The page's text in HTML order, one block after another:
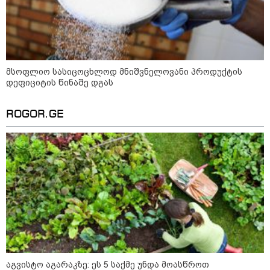
19:52 / 08-08-2026
"სანაპირო რაიონებში
მოსალოდნელია წვიმა" -
გარემოს ეროვნული სააგენტოს
გაფრთხილება: რომელ
რეგიონებში უნდა ველოდოთ
ელჭექს, სეტყვასა და ქარის
გაძლიერებას?
მკითხველის რჩევით
მსოფლიო სასიცოცხლოდ მნიშვნელოვანი პროდუქტის
დეფიციტის წინაშე დგას
ROGOR.GE
აგვისტო აგარაკზე: ეს 5 საქმე უნდა მოასწროთ